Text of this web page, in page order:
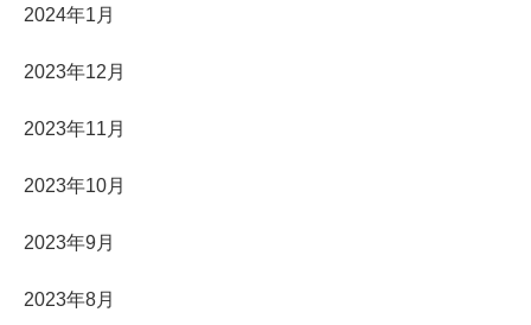
2024年1月
2023年12月
2023年11月
2023年10月
2023年9月
2023年8月